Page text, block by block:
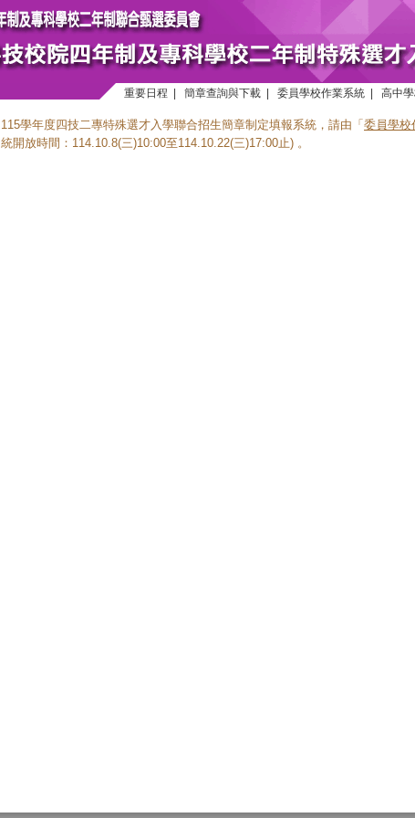
重要日程 簡章查詢與下載 委員學校作業系統 高中
115學年度四技二專特殊選才入學聯合招生簡章制定填報系統，請由「 委員學校
統開放時間：114.10.8(三)10:00至114.10.22(三)17:00止) 。